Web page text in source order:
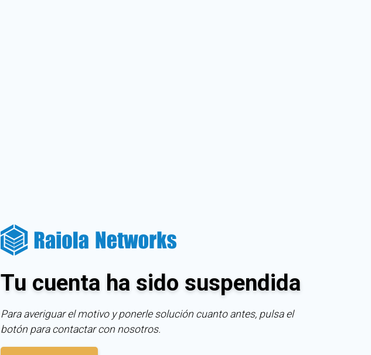
Tu cuenta ha sido suspendida
Para averiguar el motivo y ponerle solución cuanto antes, pulsa el
botón para contactar con nosotros.